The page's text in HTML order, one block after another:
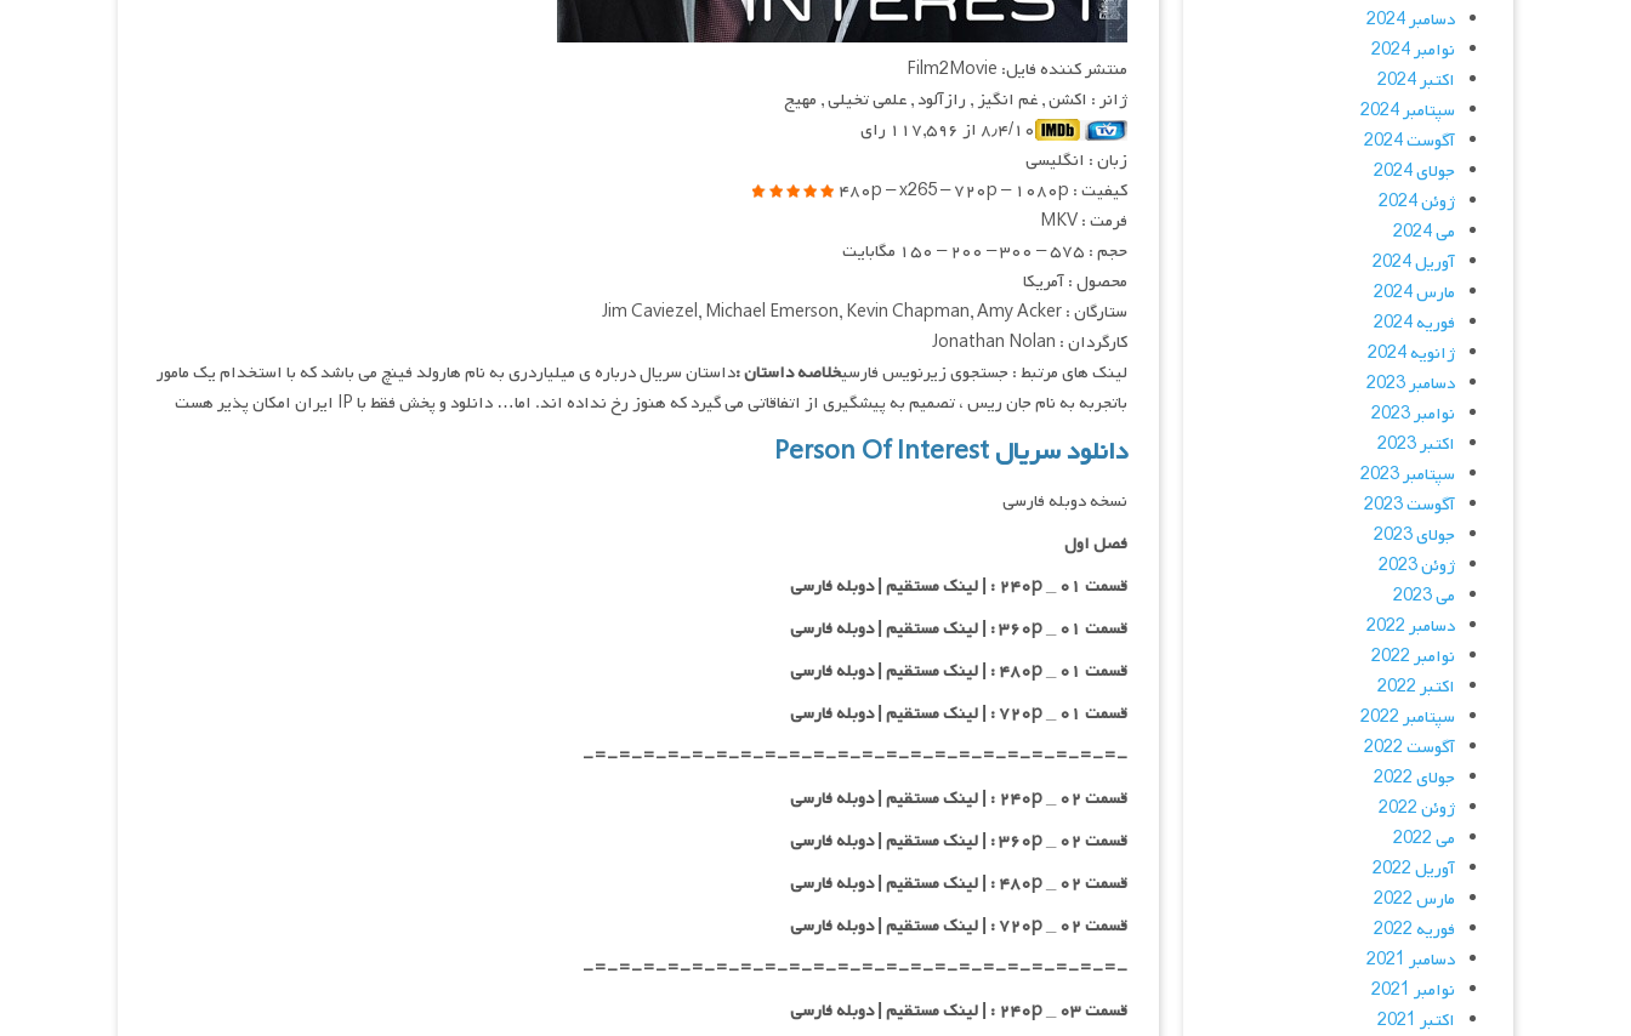
منتشر کننده فایل: Film2Movie
ژانر : اکشن , غم انگیز , رازآلود , علمی تخیلی , مهیج
۸٫۴/۱۰ از ۱۱۷,۵۹۶ رای
زبان : انگلیسی
کیفیت : ۴۸۰p – x265 – ۷۲۰p – ۱۰۸۰p
فرمت : MKV
حجم : ۵۷۵ – ۳۰۰ – ۲۰۰ – ۱۵۰ مگابایت
محصول : آمریکا
ستارگان : Jim Caviezel, Michael Emerson, Kevin Chapman, Amy Acker
کارگردان : Jonathan Nolan
لینک های مرتبط : جستجوی زیرنویس فارسیخلاصه داستان :داستان سریال درباره ی میلیاردری به نام هارولد فینچ می باشد که با استخدام یک مامور
باتجربه به نام جان ریس ، تصمیم به پیشگیری از اتفاقاتی می گیرد که هنوز رخ نداده اند. اما… دانلود و پخش فقط با IP ایران امکان پذیر هست
دانلود سریال Person Of Interest
نسخه دوبله فارسی
فصل اول
قسمت ۰۱ _ ۲۴۰p : | لینک مستقیم | دوبله فارسی
قسمت ۰۱ _ ۳۶۰p : | لینک مستقیم | دوبله فارسی
قسمت ۰۱ _ ۴۸۰p : | لینک مستقیم | دوبله فارسی
قسمت ۰۱ _ ۷۲۰p : | لینک مستقیم | دوبله فارسی
-=-=-=-=-=-=-=-=-=-=-=-=-=-=-=-=-=-=-=-=-=-=-
قسمت ۰۲ _ ۲۴۰p : | لینک مستقیم | دوبله فارسی
قسمت ۰۲ _ ۳۶۰p : | لینک مستقیم | دوبله فارسی
قسمت ۰۲ _ ۴۸۰p : | لینک مستقیم | دوبله فارسی
قسمت ۰۲ _ ۷۲۰p : | لینک مستقیم | دوبله فارسی
-=-=-=-=-=-=-=-=-=-=-=-=-=-=-=-=-=-=-=-=-=-=-
قسمت ۰۳ _ ۲۴۰p : | لینک مستقیم | دوبله فارسی
دسامبر 2024
نوامبر 2024
اکتبر 2024
سپتامبر 2024
آگوست 2024
جولای 2024
ژوئن 2024
می 2024
آوریل 2024
مارس 2024
فوریه 2024
ژانویه 2024
دسامبر 2023
نوامبر 2023
اکتبر 2023
سپتامبر 2023
آگوست 2023
جولای 2023
ژوئن 2023
می 2023
دسامبر 2022
نوامبر 2022
اکتبر 2022
سپتامبر 2022
آگوست 2022
جولای 2022
ژوئن 2022
می 2022
آوریل 2022
مارس 2022
فوریه 2022
دسامبر 2021
نوامبر 2021
اکتبر 2021